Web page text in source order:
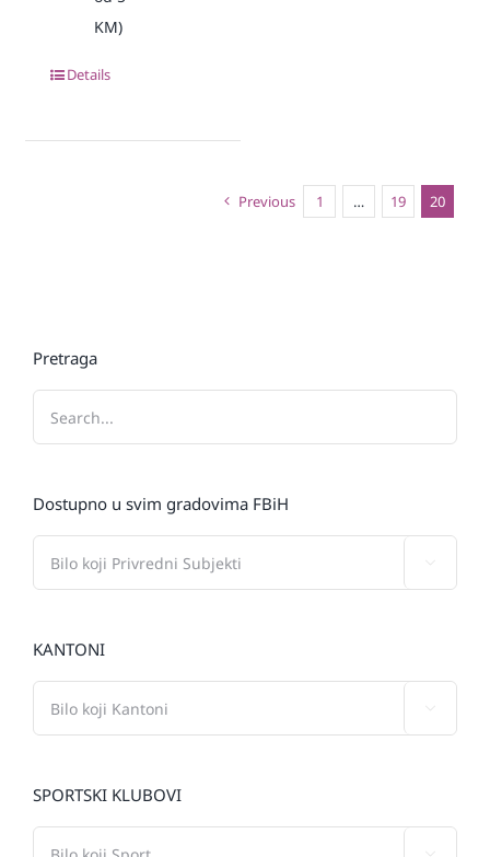
KM)
Details
Previous 1 … 19 20
Pretraga
Dostupno u svim gradovima FBiH
KANTONI
SPORTSKI KLUBOVI